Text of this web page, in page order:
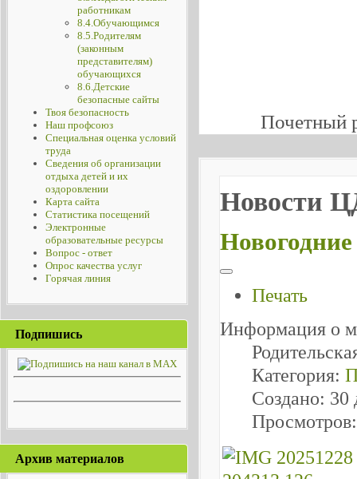
работникам
8.4.Обучающимся
8.5.Родителям
(законным
представителям)
обучающихся
8.6.Детские
безопасные сайты
Твоя безопасность
Наш профсоюз
Специальная оценка условий
труда
Сведения об организации
отдыха детей и их
оздоровлении
Карта сайта
Статистика посещений
Электронные
образовательные ресурсы
Вопрос - ответ
Опрос качества услуг
Горячая линия
Подпишись
Архив материалов
Почетный
Новости
Печать
Информация о
Категория:
Создано: 30